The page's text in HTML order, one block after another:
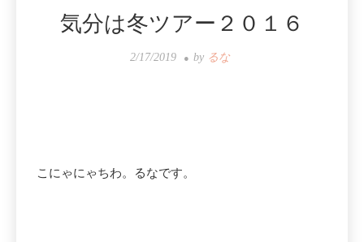
気分は冬ツアー２０１６
2/17/2019 by るな
こにゃにゃちわ。るなです。